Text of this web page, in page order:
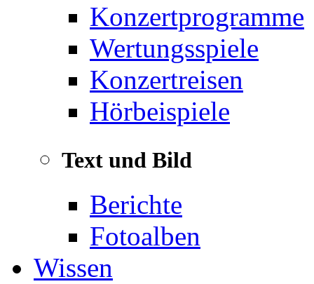
Konzertprogramme
Wertungsspiele
Konzertreisen
Hörbeispiele
Text und Bild
Berichte
Fotoalben
Wissen